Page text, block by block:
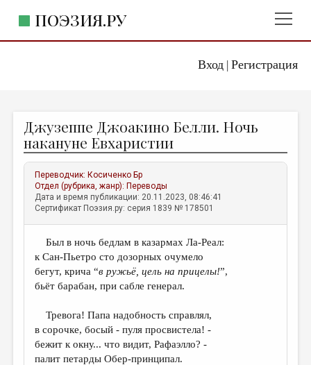
Вход| Регистрация
ПОЭЗИЯ.РУ
ЖАНРЫ
АВТОРЫ
КОММЕНТАРИИ
ЛИТСАЛОН
ПРАВИЛА САЙТА
ОТДЕЛЫ И РУБРИКИ
ДАЙДЖЕСТ
ПРОИЗВЕДЕНИЯ
Джузеппе Джоакино Белли. Ночь
накануне Евхаристии
Переводчик: Косиченко Бр
Отдел (рубрика, жанр): Переводы
Дата и время публикации: 20.11.2023, 08:46:41
Сертификат Поэзия.ру: серия 1839 № 178501
Был в ночь бедлам в казармах Ла-Реал:
к Сан-Пьетро сто дозорных очумело
бегут, крича “в ружьё, цель на прицелы!”,
бьёт барабан, при сабле генерал.
Тревога! Папа надобность справлял,
в сорочке, босый - пуля просвистела! -
бежит к окну... что видит, Рафаэлло? -
палит петарды Обер-принципал.